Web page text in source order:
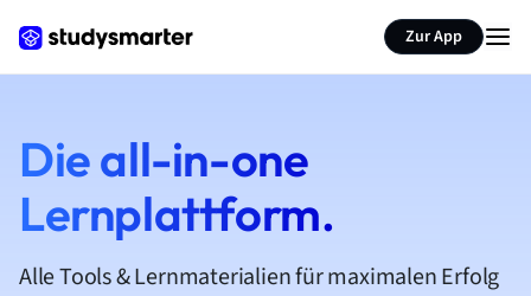
Zur App
Die all-in-one
Lernplattform.
Alle Tools & Lernmaterialien für maximalen Erfolg